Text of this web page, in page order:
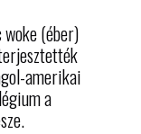
(éber)
amerikai
a